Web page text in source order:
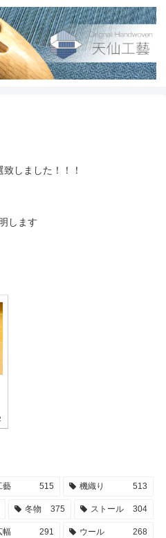
しました！！！
します
藝 515 機織り 513
冬物 375 ストール 304
幅 291 ウール 268